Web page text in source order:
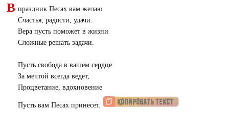
В праздник Песах вам желаю
Счастья, радости, удачи.
Вера пусть поможет в жизни
Сложные решать задачи.
Пусть свобода в вашем сердце
За мечтой всегда ведет,
Процветание, вдохновение
Пусть вам Песах принесет.